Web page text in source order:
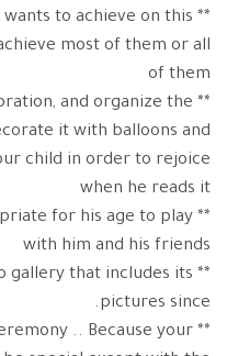
wants to achieve on this
most of them or all
of them
and organize the
it with balloons and
child in order to rejoice
when he reads it
for his age to play
with him and his friends
gallery that includes its
pictures since.
.. Because your